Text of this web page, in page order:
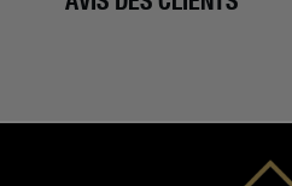
AVIS DES CLIENTS